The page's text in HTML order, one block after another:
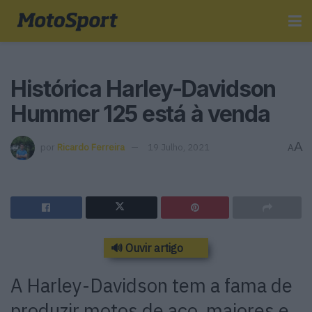
Histórica Harley-Davidson
Hummer 125 está à venda
por Ricardo Ferreira 19 Julho, 2021 AA
🔊 Ouvir artigo
A Harley-Davidson tem a fama de